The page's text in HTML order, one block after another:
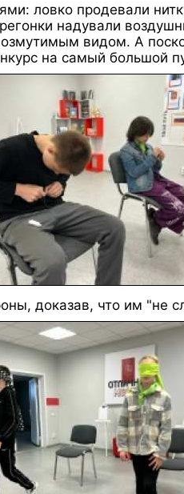
ловко продевали
надували
видом. А
на самый большой
доказав, что им "не